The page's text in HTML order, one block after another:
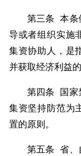
第三条 本条
导或者组织实施
集资协助人，是
并获取经济利益
第四条 国家
集资坚持防范为
置的原则。
第五条 省、